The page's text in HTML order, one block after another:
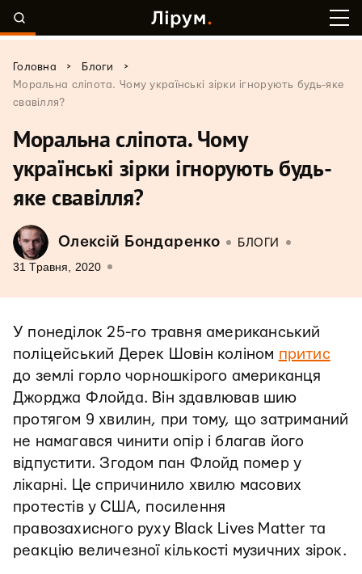
Головна > Блоги
>
Моральна сліпота. Чому українські зірки ігнорують будь-яке
свавілля?
Моральна сліпота. Чому
українські зірки ігнорують будь-
яке свавілля?
Олексій Бондаренко БЛОГИ
31 Травня, 2020
У понеділок 25-го травня американський
поліцейський Дерек Шовін коліном притис
до землі горло чорношкірого американця
Джорджа Флойда. Він здавлював шию
протягом 9 хвилин, при тому, що затриманий
не намагався чинити опір і благав його
відпустити. Згодом пан Флойд помер у
лікарні. Це спричинило хвилю масових
протестів у США, посилення
правозахисного руху Black Lives Matter та
реакцію величезної кількості музичних зірок.